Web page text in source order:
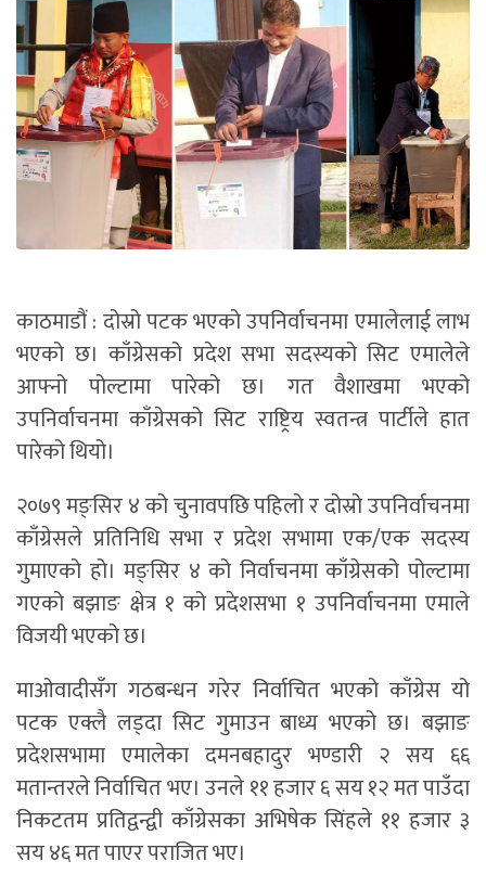
काठमाडौं : दोस्रो पटक भएको उपनिर्वाचनमा एमालेलाई लाभ
भएको छ। काँग्रेसको प्रदेश सभा सदस्यको सिट एमालेले
आफ्नो पोल्टामा पारेको छ। गत वैशाखमा भएको
उपनिर्वाचनमा काँग्रेसको सिट राष्ट्रिय स्वतन्त्र पार्टीले हात
पारेको थियो।
२०७९ मङ्सिर ४ को चुनावपछि पहिलो र दोस्रो उपनिर्वाचनमा
काँग्रेसले प्रतिनिधि सभा र प्रदेश सभामा एक/एक सदस्य
गुमाएको हो। मङ्सिर ४ को निर्वाचनमा काँग्रेसको पोल्टामा
गएको बझाङ क्षेत्र १ को प्रदेशसभा १ उपनिर्वाचनमा एमाले
विजयी भएको छ।
माओवादीसँग गठबन्धन गरेर निर्वाचित भएको काँग्रेस यो
पटक एक्लै लड्दा सिट गुमाउन बाध्य भएको छ। बझाङ
प्रदेशसभामा एमालेका दमनबहादुर भण्डारी २ सय ६६
मतान्तरले निर्वाचित भए। उनले ११ हजार ६ सय १२ मत पाउँदा
निकटतम प्रतिद्वन्द्वी काँग्रेसका अभिषेक सिंहले ११ हजार ३
सय ४६ मत पाएर पराजित भए।